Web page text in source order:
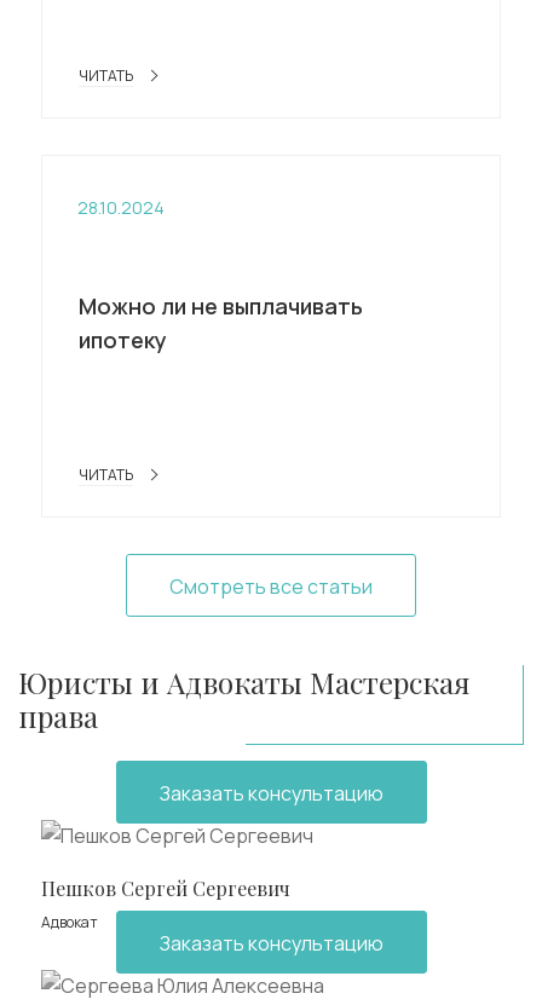
ЧИТАТЬ
28.10.2024
Можно ли не выплачивать
ипотеку
ЧИТАТЬ
Смотреть все статьи
Юристы и Адвокаты Мастерская
права
Пешков Сергей Сергеевич
Адвокат
Заказать консультацию
Заказать консультацию